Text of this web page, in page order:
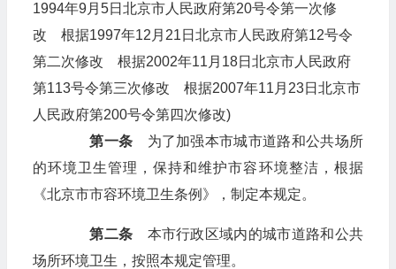
1994年9月5日北京市人民政府第20号令第一次修
改 根据1997年12月21日北京市人民政府第12号令
第二次修改 根据2002年11月18日北京市人民政府
第113号令第三次修改 根据2007年11月23日北京市
人民政府第200号令第四次修改)
第一条 为了加强本市城市道路和公共场所
的环境卫生管理，保持和维护市容环境整洁，根据
《北京市市容环境卫生条例》，制定本规定。
第二条 本市行政区域内的城市道路和公共
场所环境卫生，按照本规定管理。